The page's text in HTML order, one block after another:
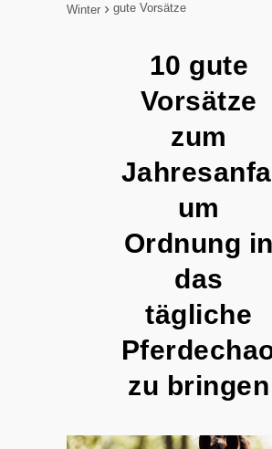
Winter
gute Vorsätze
10 gute
Vorsätze
zum
um
Ordnung in
das
tägliche
zu bringen